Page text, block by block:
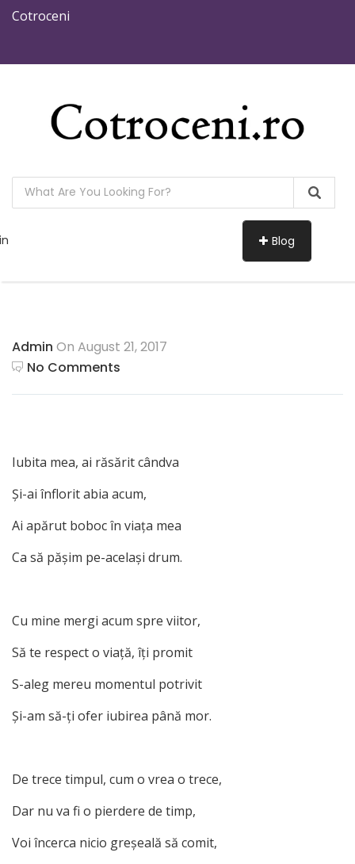
Cotroceni
Blog
Admin On August 21, 2017
No Comments
Iubita mea, ai răsărit cândva
Şi-ai înflorit abia acum,
Ai apărut boboc în viaţa mea
Ca să păşim pe-acelaşi drum.
Cu mine mergi acum spre viitor,
Să te respect o viaţă, îţi promit
S-aleg mereu momentul potrivit
Şi-am să-ţi ofer iubirea până mor.
De trece timpul, cum o vrea o trece,
Dar nu va fi o pierdere de timp,
Voi încerca nicio greşeală să comit,